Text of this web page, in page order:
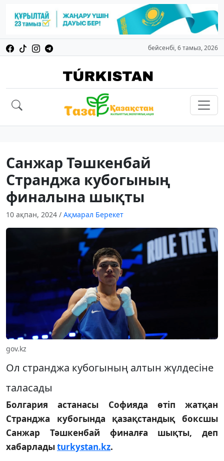
бейсенбі, 6 тамыз, 2026
Санжар Тәшкенбай
Странджа кубогының
финалына шықты
10 ақпан, 2024 / Ақмарал Берекет
gov.kz
Ол странджа кубогының алтын жүлдесіне
таласады
Болгария астанасы Софияда өтіп жатқан
Странджа кубогында қазақстандық боксшы
Санжар Тәшкенбай финалға шықты, деп
хабарладыturkystan.kz.